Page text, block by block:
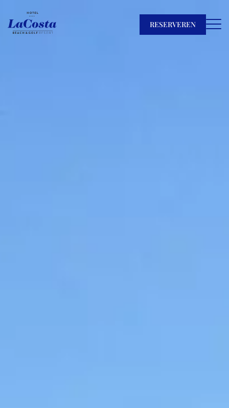
RESERVEREN